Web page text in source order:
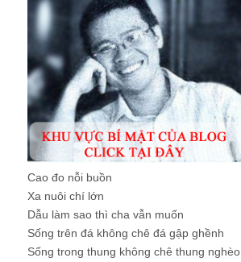
Cao đo nỗi buồn
Xa nuôi chí lớn
Dẫu làm sao thì cha vẫn muốn
Sống trên đá không chê đá gập ghềnh
Sống trong thung không chê thung nghèo